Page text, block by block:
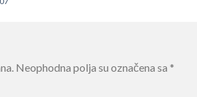
Neophodna polja su označena sa *